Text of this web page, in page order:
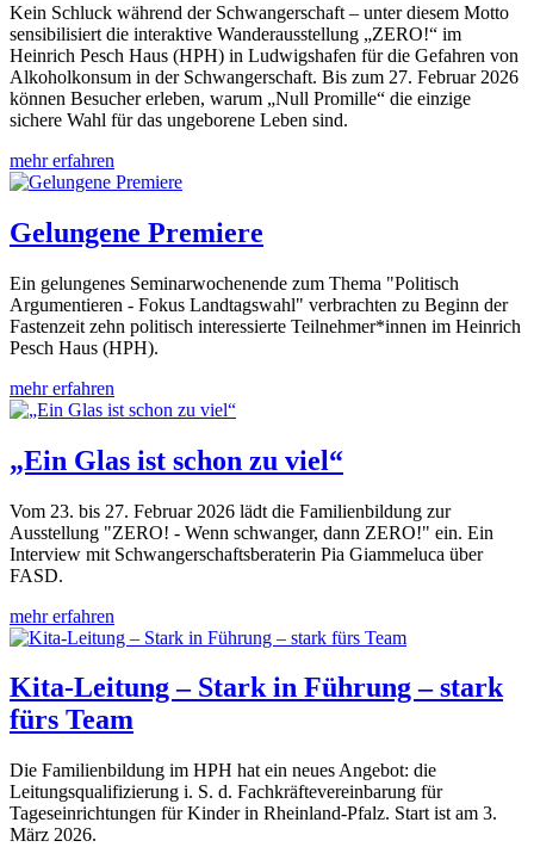
Kein Schluck während der Schwangerschaft – unter diesem Motto
sensibilisiert die interaktive Wanderausstellung „ZERO!“ im
Heinrich Pesch Haus (HPH) in Ludwigshafen für die Gefahren von
Alkoholkonsum in der Schwangerschaft. Bis zum 27. Februar 2026
können Besucher erleben, warum „Null Promille“ die einzige
sichere Wahl für das ungeborene Leben sind.
mehr erfahren
Gelungene Premiere
Ein gelungenes Seminarwochenende zum Thema "Politisch
Argumentieren - Fokus Landtagswahl" verbrachten zu Beginn der
Fastenzeit zehn politisch interessierte Teilnehmer*innen im Heinrich
Pesch Haus (HPH).
mehr erfahren
„Ein Glas ist schon zu viel“
Vom 23. bis 27. Februar 2026 lädt die Familienbildung zur
Ausstellung "ZERO! - Wenn schwanger, dann ZERO!" ein. Ein
Interview mit Schwangerschaftsberaterin Pia Giammeluca über
FASD.
mehr erfahren
Kita-Leitung – Stark in Führung – stark
fürs Team
Die Familienbildung im HPH hat ein neues Angebot: die
Leitungsqualifizierung i. S. d. Fachkräftevereinbarung für
Tageseinrichtungen für Kinder in Rheinland-Pfalz. Start ist am 3.
März 2026.